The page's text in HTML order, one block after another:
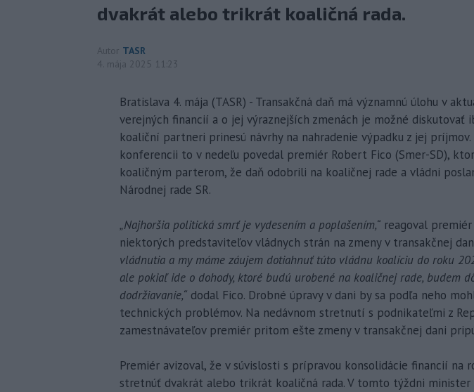
dvakrát alebo trikrát koaličná rada.
Autor TASR
4. mája 2025 11:23
Bratislava 4. mája (TASR) - Transakčná daň má významnú úlohu v
verejných financií a o jej výraznejších zmenách je možné diskutovať
koaliční partneri prinesú návrhy na nahradenie výpadku z jej
konferencii to v nedeľu povedal premiér Robert Fico (Smer-SD),
koaličným parterom, že daň odobrili na koaličnej rade a vládni
Národnej rade SR.
„Najhoršia politická smrť je vydesením a poplašením,“ reagoval
niektorých predstaviteľov vládnych strán na zmeny v transakčnej
vládnutia a my máme záujem dotiahnuť túto vládnu koalíciu do roku
ale pokiaľ ide o dohody, ktoré budú urobené na koaličnej rade, budem
dodržiavanie,“ dodal Fico. Drobné úpravy v dani by sa podľa neho
technických problémov. Na nedávnom stretnutí s podnikateľmi z
zamestnávateľov premiér pritom ešte zmeny v transakčnej dani
Premiér avizoval, že v súvislosti s prípravou konsolidácie financií na
stretnúť dvakrát alebo trikrát koaličná rada. V tomto týždni minister